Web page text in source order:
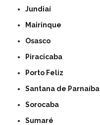
Jundiaí
Mairinque
Osasco
Piracicaba
Porto Feliz
Santana de Parnaíba
Sorocaba
Sumaré